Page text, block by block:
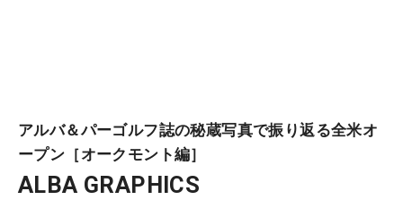
アルバ＆パーゴルフ誌の秘蔵写真で振り返る全米オ
ープン［オークモント編］
ALBA GRAPHICS